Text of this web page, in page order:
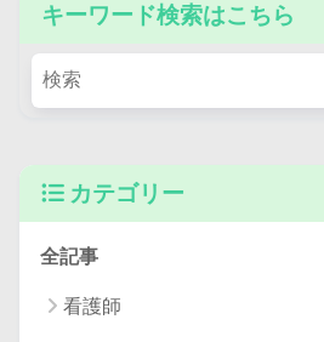
キーワード検索はこちら
カテゴリー
全記事
看護師